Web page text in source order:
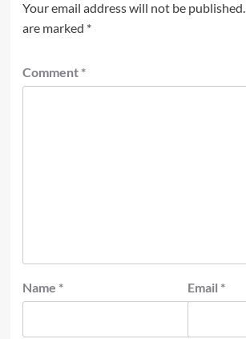
Your email address will not be published.
are marked *
Comment *
Name * Email *